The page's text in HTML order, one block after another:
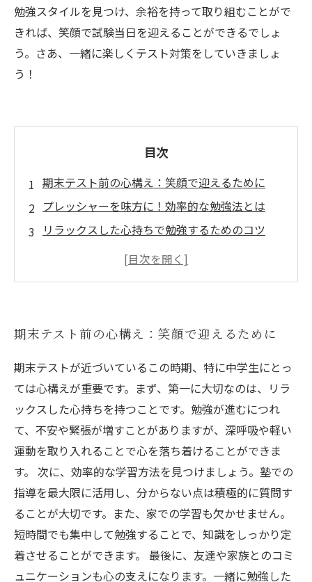
勉強スタイルを見つけ、余裕を持って取り組むことがで
きれば、笑顔で試験当日を迎えることができるでしょ
う。さあ、一緒に楽しくテスト対策をしていきましょ
う！
目次
期末テスト前の心構え：笑顔で迎えるために
プレッシャーを味方に！効率的な勉強法とは
リラックスした心持ちで勉強するためのコツ
塾と家庭のサポートを活用したテスト対策
笑顔キープ！次のステージに向けた成長法
期末テスト前の心構え：笑顔で迎えるために
期末テストが近づいているこの時期、特に中学生にとっ
ては心構えが重要です。まず、第一に大切なのは、リラ
ックスした心持ちを持つことです。勉強が進むにつれ
て、不安や緊張が増すことがありますが、深呼吸や軽い
運動を取り入れることで心を落ち着けることができま
す。 次に、効率的な学習方法を見つけましょう。塾での
指導を最大限に活用し、分からない点は積極的に質問す
ることが大切です。また、家での学習も欠かせません。
短時間でも集中して勉強することで、知識をしっかり定
着させることができます。 最後に、友達や家族とのコミ
ュニケーションも心の支えになります。一緒に勉強した